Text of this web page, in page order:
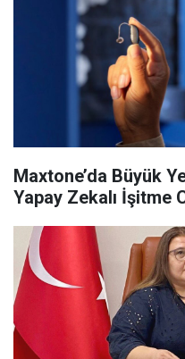
Maxtone’da Büyük
Yapay Zekalı İşitme